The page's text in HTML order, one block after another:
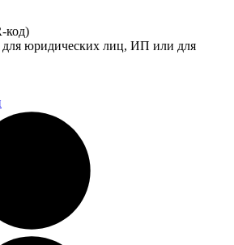
код)
для юридических лиц, ИП или для